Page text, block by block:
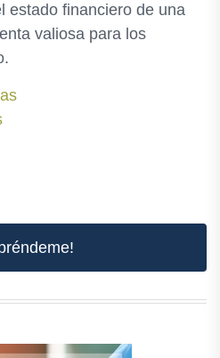
estado financiero de una
valiosa para los